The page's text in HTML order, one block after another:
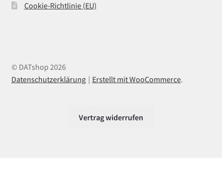
Cookie-Richtlinie (EU)
© DATshop 2026
Datenschutzerklärung
Erstellt mit WooCommerce.
Vertrag widerrufen